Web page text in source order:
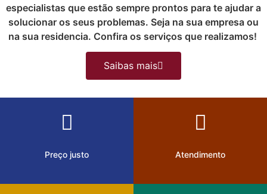
especialistas que estão sempre prontos para te ajudar a
solucionar os seus problemas. Seja na sua empresa ou
na sua residencia. Confira os serviços que realizamos!
Saibas mais
Preço justo Atendimento